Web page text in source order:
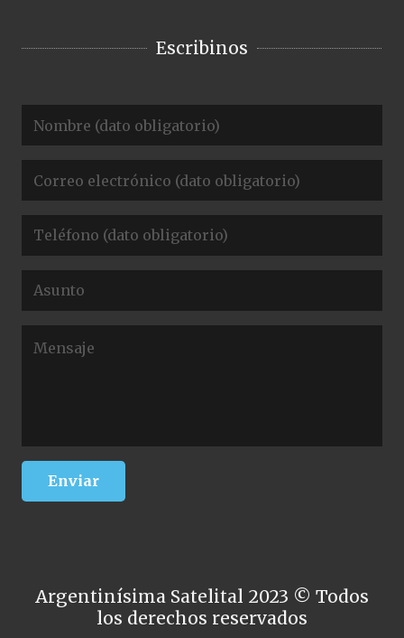
Escribinos
Argentinísima Satelital 2023 © Todos
los derechos reservados